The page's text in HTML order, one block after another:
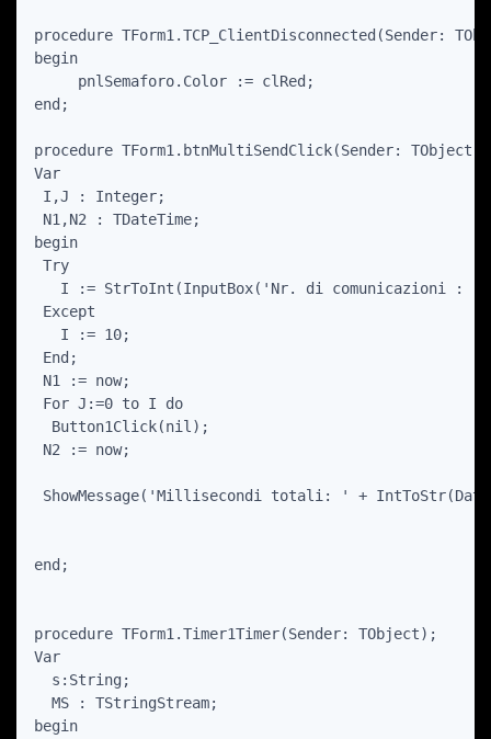
procedure TForm1.TCP_ClientDisconnected(Sender:
begin
     pnlSemaforo.Color := clRed;
end;
procedure TForm1.btnMultiSendClick(Sender: TObject);
Var
I,J : Integer;
N1,N2 : TDateTime;
begin
Try
I := StrToInt(InputBox('Nr. di comunicazioni :
Except
   I := 10;
End;
N1 := now;
For J:=0 to I do
  Button1Click(nil);
N2 := now;
ShowMessage('Millisecondi totali: ' +
end;
procedure TForm1.Timer1Timer(Sender: TObject);
Var
  s:String;
  MS : TStringStream;
begin